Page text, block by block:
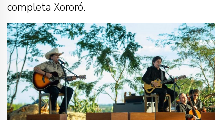
completa Xororó.